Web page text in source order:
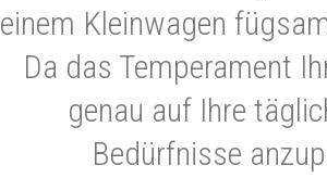
einem Kleinwagen
Da das Temperament
genau auf Ihre
Bedürfnisse